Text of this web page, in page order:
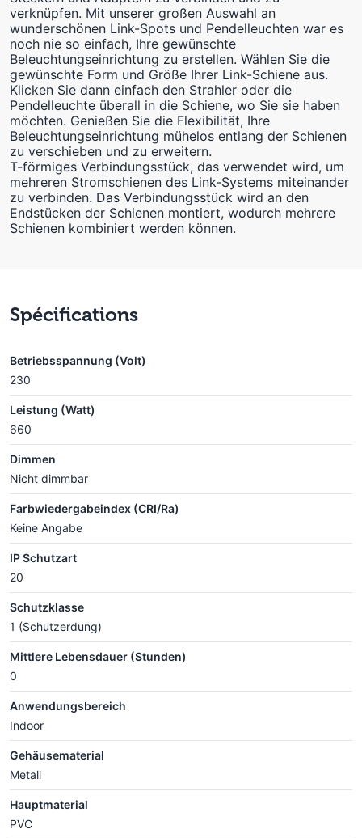
verknüpfen. Mit unserer großen Auswahl an
wunderschönen Link-Spots und Pendelleuchten war es
noch nie so einfach, Ihre gewünschte
Beleuchtungseinrichtung zu erstellen. Wählen Sie die
gewünschte Form und Größe Ihrer Link-Schiene aus.
Klicken Sie dann einfach den Strahler oder die
Pendelleuchte überall in die Schiene, wo Sie sie haben
möchten. Genießen Sie die Flexibilität, Ihre
Beleuchtungseinrichtung mühelos entlang der Schienen
zu verschieben und zu erweitern.
T-förmiges Verbindungsstück, das verwendet wird, um
mehreren Stromschienen des Link-Systems miteinander
zu verbinden. Das Verbindungsstück wird an den
Endstücken der Schienen montiert, wodurch mehrere
Schienen kombiniert werden können.
Spécifications
Betriebsspannung (Volt)
230
Leistung (Watt)
660
Dimmen
Nicht dimmbar
Farbwiedergabeindex (CRI/Ra)
Keine Angabe
IP Schutzart
20
Schutzklasse
1 (Schutzerdung)
Mittlere Lebensdauer (Stunden)
0
Anwendungsbereich
Indoor
Gehäusematerial
Metall
Hauptmaterial
PVC